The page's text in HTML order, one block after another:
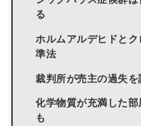
る
ホルムアルデヒドと
準法
裁判所が売主の過失
化学物質が充満した
も